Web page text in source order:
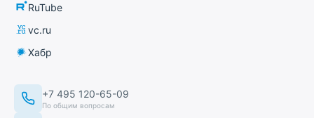
RuTube
vc.ru
Хабр
+7 495 120-65-09
По общим вопросам